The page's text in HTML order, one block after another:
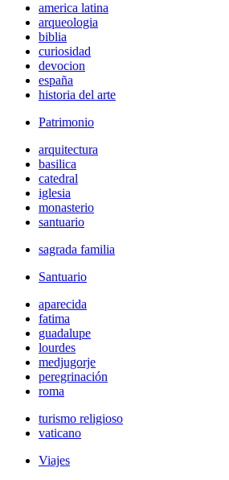
america latina
arqueologia
biblia
curiosidad
devocion
españa
historia del arte
Patrimonio
arquitectura
basilica
catedral
iglesia
monasterio
santuario
sagrada familia
Santuario
aparecida
fatima
guadalupe
lourdes
medjugorje
peregrinación
roma
turismo religioso
vaticano
Viajes